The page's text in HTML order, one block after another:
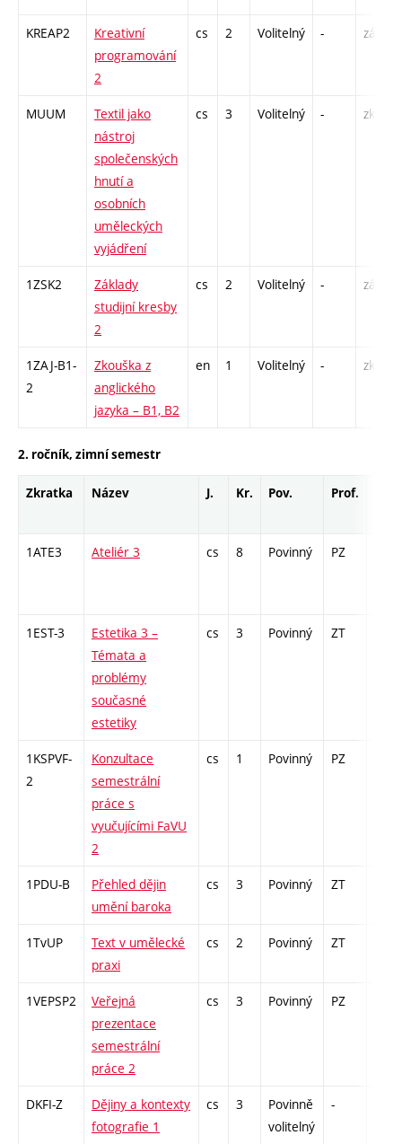
KREAP2
Kreativní
programování
2
cs 2 Volitelný - zá
MUUM
Textil jako
nástroj
společenských
hnutí a
osobních
uměleckých
vyjádření
cs 3 Volitelný - zk
1ZSK2
Základy
studijní kresby
2
cs 2 Volitelný - zá
1ZAJ-B1-
2
Zkouška z
anglického
jazyka – B1, B2
en 1 Volitelný - zk
2. ročník, zimní semestr
Zkratka Název J. Kr. Pov. Prof.
1ATE3 Ateliér 3 cs 8 Povinný PZ
1EST-3
Estetika 3 –
Témata a
problémy
současné
estetiky
cs 3 Povinný ZT
1KSPVF-
2
Konzultace
semestrální
práce s
vyučujícími FaVU
2
cs 1 Povinný PZ
1PDU-B
Přehled dějin
umění baroka
cs 3 Povinný ZT
1TvUP
Text v umělecké
praxi
cs 2 Povinný ZT
1VEPSP2
Veřejná
prezentace
semestrální
práce 2
cs 3 Povinný PZ
DKFI-Z
Dějiny a kontexty
fotografie 1
cs 3
Povinně
volitelný
-